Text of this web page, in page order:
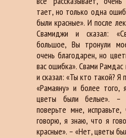
тает, но только одна
были красные». И после
Свамиджи и сказал:
большое, Вы тронули
очень благодарен, но
вас ошибка». Свами Рамдас
и сказал: «Ты кто такой? Я
«Рамаяну» и более того,
цветы были белые». –
поверьте мне,
говорю, я знаю, что я
красные». – «Нет, цветы